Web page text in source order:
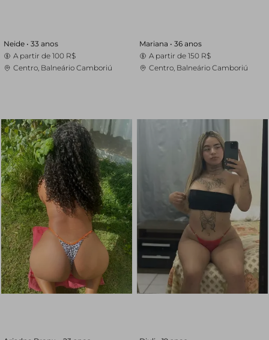
Neide • 33 anos
A partir de 100 R$
Centro, Balneário Camboriú
Mariana • 36 anos
A partir de 150 R$
Centro, Balneário Camboriú